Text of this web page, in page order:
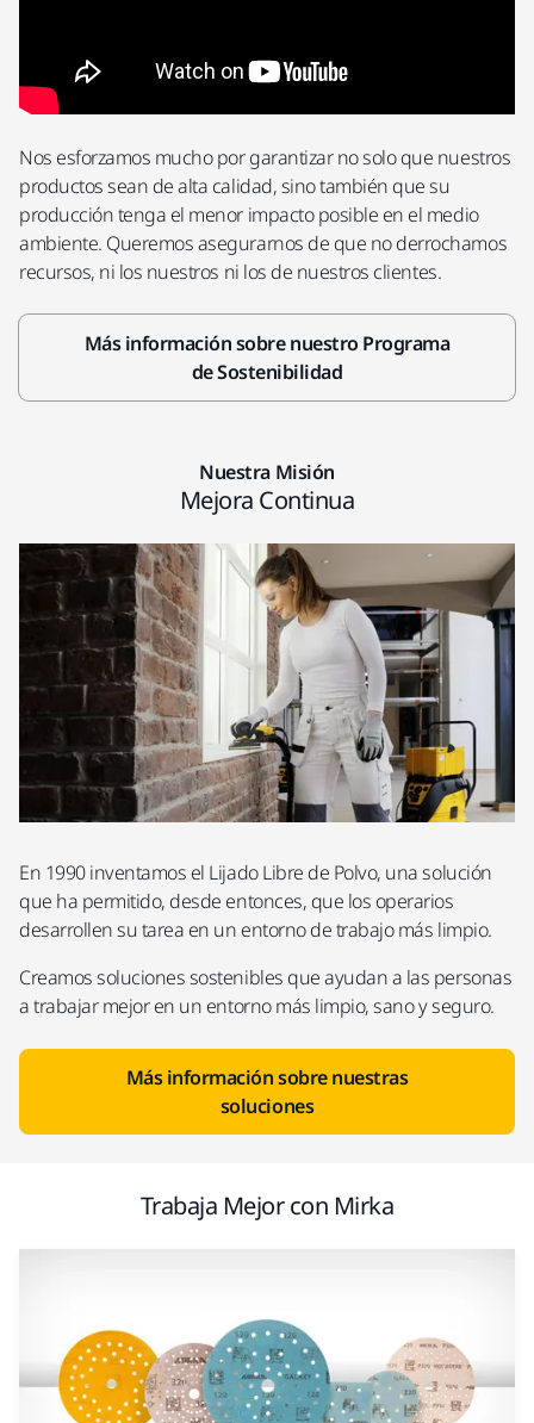
Nos esforzamos mucho por garantizar no solo que nuestros
productos sean de alta calidad, sino también que su
producción tenga el menor impacto posible en el medio
ambiente. Queremos asegurarnos de que no derrochamos
recursos, ni los nuestros ni los de nuestros clientes.
Más información sobre nuestro Programa
de Sostenibilidad
Nuestra Misión
Mejora Continua
En 1990 inventamos el Lijado Libre de Polvo, una solución
que ha permitido, desde entonces, que los operarios
desarrollen su tarea en un entorno de trabajo más limpio.
Creamos soluciones sostenibles que ayudan a las personas
a trabajar mejor en un entorno más limpio, sano y seguro.
Más información sobre nuestras
soluciones
Trabaja Mejor con Mirka